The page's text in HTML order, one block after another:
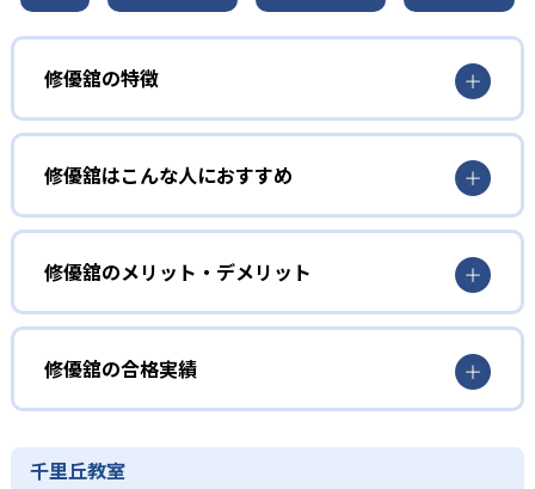
修優舘の特徴
1
完全オーダーメイドカリキュラム
修優舘では「子供が主役」を掲げ、生徒一人ひとりに合わ
せた指導方針を確立。学力や習熟度をグラフ化し、弱点項
目のみを徹底補強することで無駄のない学習を提供するプ
ロ教師集団の個別指導である。自ら考え行動する力を育成
し、志望校合格への着実なステップアップを実現する。
2 「教材を使わない塾」
修優舘は「教材を使わない塾」を掲げ、独自の「新・能力
開発プログラム」により、苦手を克服しながらステップア
の習慣化まで一貫してサポートする。
修優舘はこんな人におすすめ
小学生
基礎の定着を徹底したい子ども
小等部では低学年・高学年ともに、「理解できないとこ
ろ」を徹底的に反復学習を行い、段階的に学力を伸ばす深
化型授業を展開。国語は漢字・語句・文章読解をバランス
よく指導、算数は計算力や文章題演習を反復学習して高学
年の内容にも対応可能な力を育む。
中学生
修優舘のメリット・デメリット
どんなメリットがある?
修優舘の最大の強みはプロ講師による完全個別指導で、生
徒ごとの学習プランを最適化できる点である。反復学習を
重視する独自プログラムにより、基礎から応用まで確実に
定着させ、家庭学習の習慣化もサポート。また、保護者が
いつでも授業を見学できる透明性の高い運営で安心感があ
修優舘の合格実績
修優舘は合格実績を公式サイトで公開している。合格実績
千里丘教室